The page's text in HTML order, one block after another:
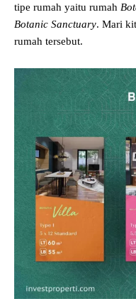
tipe rumah yaitu rumah
Botanic Sanctuary. Mari
rumah tersebut.